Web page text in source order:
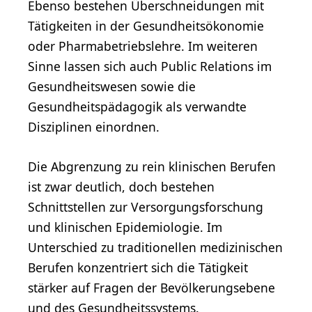
Ebenso bestehen Überschneidungen mit
Tätigkeiten in der Gesundheitsökonomie
oder Pharmabetriebslehre. Im weiteren
Sinne lassen sich auch Public Relations im
Gesundheitswesen sowie die
Gesundheitspädagogik als verwandte
Disziplinen einordnen.
Die Abgrenzung zu rein klinischen Berufen
ist zwar deutlich, doch bestehen
Schnittstellen zur Versorgungsforschung
und klinischen Epidemiologie. Im
Unterschied zu traditionellen medizinischen
Berufen konzentriert sich die Tätigkeit
stärker auf Fragen der Bevölkerungsebene
und des Gesundheitssystems.